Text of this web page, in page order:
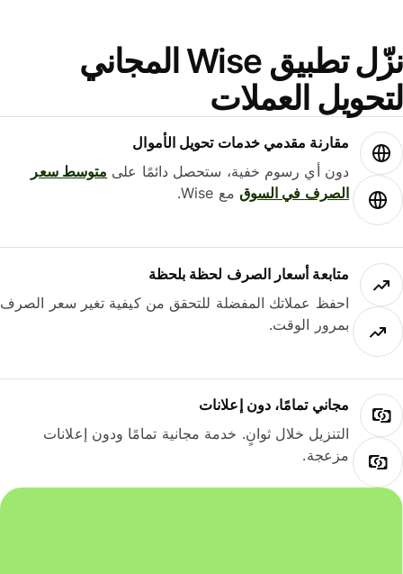
نزّل تطبيق Wise المجاني
العملات
مقارنة مقدمي خدمات تحويل الأموال
دون أي رسوم خفية، ستحصل دائمًا علىمتوسط ​​سعر
الصرف في السوقمع Wise.
متابعة أسعار الصرف لحظة بلحظة
احفظ عملاتك المفضلة للتحقق من كيفية تغير سعر الصرف
بمرور الوقت.
مجاني تمامًا، دون إعلانات
التنزيل خلال ثوانٍ. خدمة مجانية تمامًا ودون إعلانات
مزعجة.